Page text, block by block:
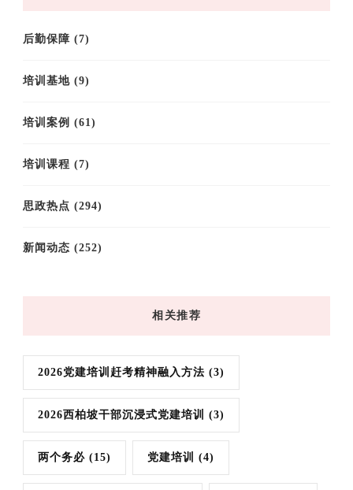
后勤保障 (7)
培训基地 (9)
培训案例 (61)
培训课程 (7)
思政热点 (294)
新闻动态 (252)
相关推荐
2026党建培训赶考精神融入方法 (3)
2026西柏坡干部沉浸式党建培训 (3)
两个务必 (15) 党建培训 (4)